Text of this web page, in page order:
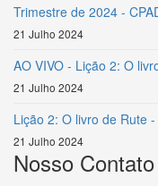
Trimestre de 2024 -
21 Julho 2024
AO VIVO - Lição 2: O
21 Julho 2024
Lição 2: O livro de Rute
21 Julho 2024
Nosso Contato